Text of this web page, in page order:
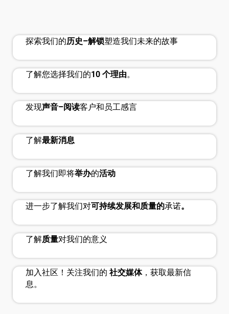
history_edu
探索我们的历史–解锁塑造我们未来的故事
handshake
了解您选择我们的10 个理由。
auto_read_pause
发现声音–阅读客户和员工感言
newsmode
了解最新消息 calendar_month
了解我们即将举办的活动
nest_eco_leaf
进一步了解我们对可持续发展和质量的承诺。
approval_delegation
了解质量对我们的意义thumb_up_off
加入社区！关注我们的 社交媒体，获取最新信
息。